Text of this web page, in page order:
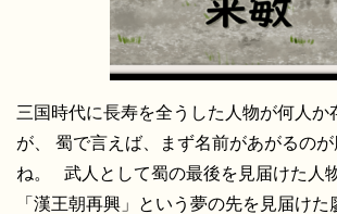
三国時代に長寿を全うした人物が何人か
が、 蜀で言えば、まず名前があがるのが
ね。 武人として蜀の最後を見届けた人
「漢王朝再興」という夢の先を見届け